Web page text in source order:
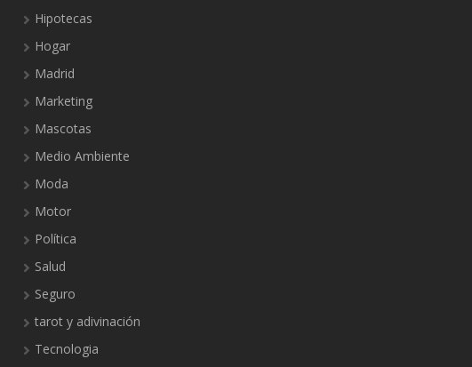
Hipotecas
Hogar
Madrid
Marketing
Mascotas
Medio Ambiente
Moda
Motor
Política
Salud
Seguro
tarot y adivinación
Tecnologia